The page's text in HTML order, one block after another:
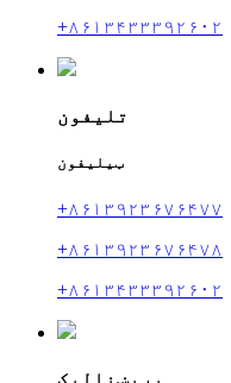
+۸۶۱۳۴۳۳۳۹۲۶۰۲
تلیفون
ټیلیفون
+۸۶۱۳۹۲۳۶۷۶۴۷۷
+۸۶۱۳۹۲۳۶۷۶۴۷۸
+۸۶۱۳۴۳۳۳۹۲۶۰۲